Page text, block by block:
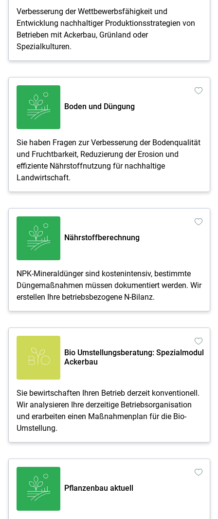
Verbesserung der Wettbewerbsfähigkeit und
Entwicklung nachhaltiger Produktionsstrategien von
Betrieben mit Ackerbau, Grünland oder
Spezialkulturen.
Boden und Düngung
Sie haben Fragen zur Verbesserung der Bodenqualität
und Fruchtbarkeit, Reduzierung der Erosion und
effiziente Nährstoffnutzung für nachhaltige
Landwirtschaft.
Nährstoffberechnung
NPK-Mineraldünger sind kostenintensiv, bestimmte
Düngemaßnahmen müssen dokumentiert werden. Wir
erstellen Ihre betriebsbezogene N-Bilanz.
Bio Umstellungsberatung: Spezialmodul
Ackerbau
Sie bewirtschaften Ihren Betrieb derzeit konventionell.
Wir analysieren Ihre derzeitige Betriebsorganisation
und erarbeiten einen Maßnahmenplan für die Bio-
Umstellung.
Pflanzenbau aktuell